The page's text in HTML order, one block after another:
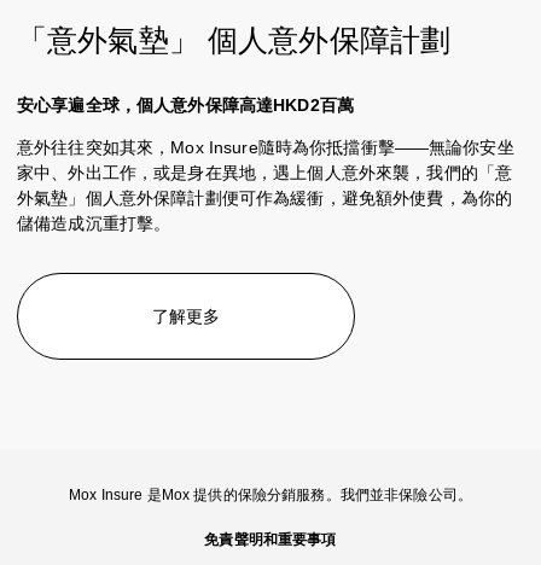
「意外氣墊」 個人意外保障計劃
安心享遍全球，個人意外保障高達HKD2百萬
意外往往突如其來，Mox Insure隨時為你抵擋衝擊——無論你安坐
家中、外出工作，或是身在異地，遇上個人意外來襲，我們的「意
外氣墊」個人意外保障計劃便可作為緩衝，避免額外使費，為你的
儲備造成沉重打擊。
了解更多
Mox Insure 是Mox 提供的保險分銷服務。我們並非保險公司。
免責聲明和重要事項